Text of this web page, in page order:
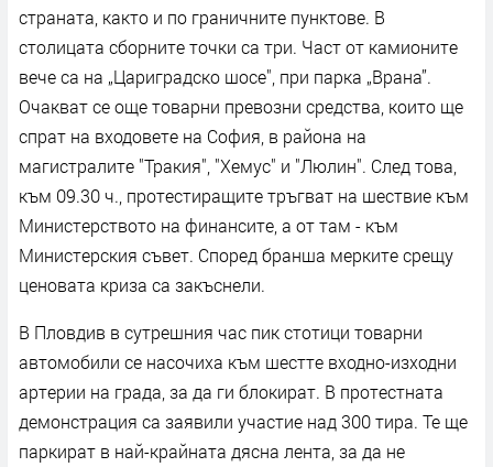
страната, както и по граничните пунктове. В
столицата сборните точки са три. Част от камионите
вече са на „Цариградско шосе", при парка „Врана”.
Очакват се още товарни превозни средства, които ще
спрат на входовете на София, в района на
магистралите "Тракия", "Хемус" и "Люлин". След това,
към 09.30 ч., протестиращите тръгват на шествие към
Министерството на финансите, а от там - към
Министерския съвет. Според бранша мерките срещу
ценовата криза са закъснели.
В Пловдив в сутрешния час пик стотици товарни
автомобили се насочиха към шестте входно-изходни
артерии на града, за да ги блокират. В протестната
демонстрация са заявили участие над 300 тира. Те ще
паркират в най-крайната дясна лента, за да не